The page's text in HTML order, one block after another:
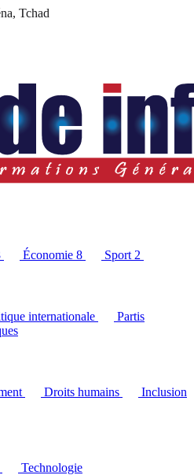
Tchad
Économie 8 Sport 2
internationale
Partis
Droits humains
Inclusion
Technologie